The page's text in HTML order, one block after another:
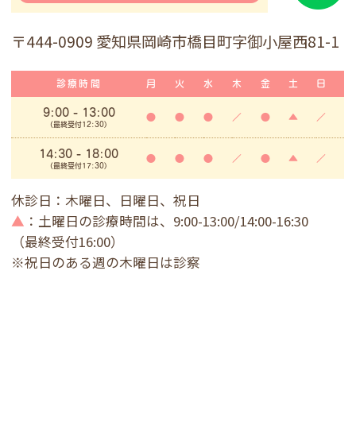
〒444-0909 愛知県岡崎市橋目町字御小屋西81-1
診療時間 月 火 水 木 金 土 日
9:00- 13:00
(最終受付12:30)
● ● ● ／ ● ▲ ／
14:30 - 18:00
(最終受付17:30)
● ● ● ／ ● ▲ ／
休診日：木曜日、日曜日、祝日
▲ ：土曜日の診療時間は、9:00-13:00/14:00-16:30
（最終受付16:00）
※祝日のある週の木曜日は診察